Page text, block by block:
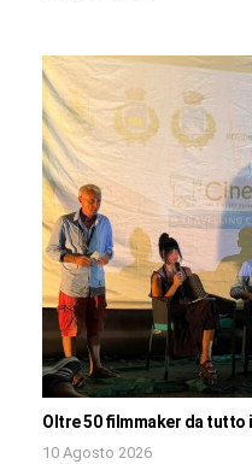
Oltre 50 filmmaker da tutto
10 Agosto 2026